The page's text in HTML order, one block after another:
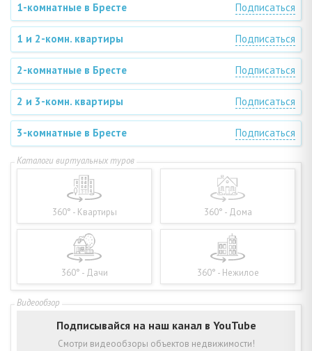
1-комнатные в Бресте Подписаться
1 и 2-комн. квартиры Подписаться
2-комнатные в Бресте Подписаться
2 и 3-комн. квартиры Подписаться
3-комнатные в Бресте Подписаться
360° - Квартиры 360° - Дома
360° - Дачи 360° - Нежилое
Подписывайся на наш канал в YouTube
Смотри видеообзоры объектов недвижимости!